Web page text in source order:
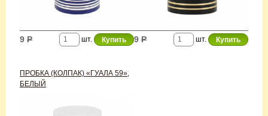
шт.
9 Р шт.
9 Р
ПРОБКА (КОЛПАК) «ГУАЛА 59»,
БЕЛЫЙ